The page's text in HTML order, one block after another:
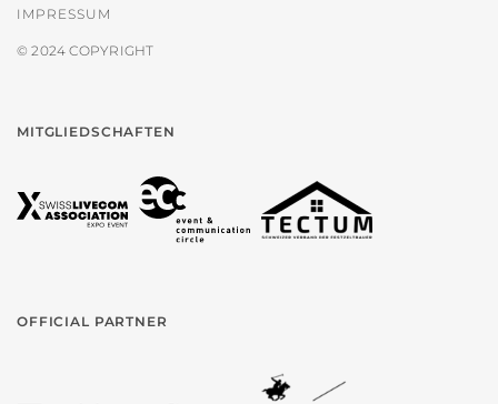
IMPRESSUM
© 2024 COPYRIGHT
MITGLIEDSCHAFTEN
OFFICIAL PARTNER